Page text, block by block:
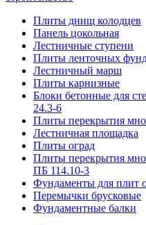
Плиты днищ колодцев
Панель цокольная
Лестничные ступени
Плиты ленточных
Лестничный марш
Плиты карнизные
Блоки бетонные для
24.3-6
Плиты перекрытия
Лестничная площадка
Плиты оград
Плиты перекрытия
ПБ 114.10-3
Фундаменты для плит
Перемычки брусковые
Фундаментные балки